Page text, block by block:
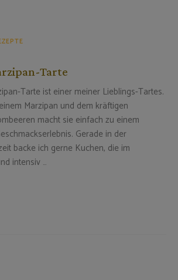
Tarte
Tarte ist einer meiner Lieblings-Tartes.
Marzipan und dem kräftigen
macht sie einfach zu einem
Gerade in der
backe ich gerne Kuchen, die im
intensiv …